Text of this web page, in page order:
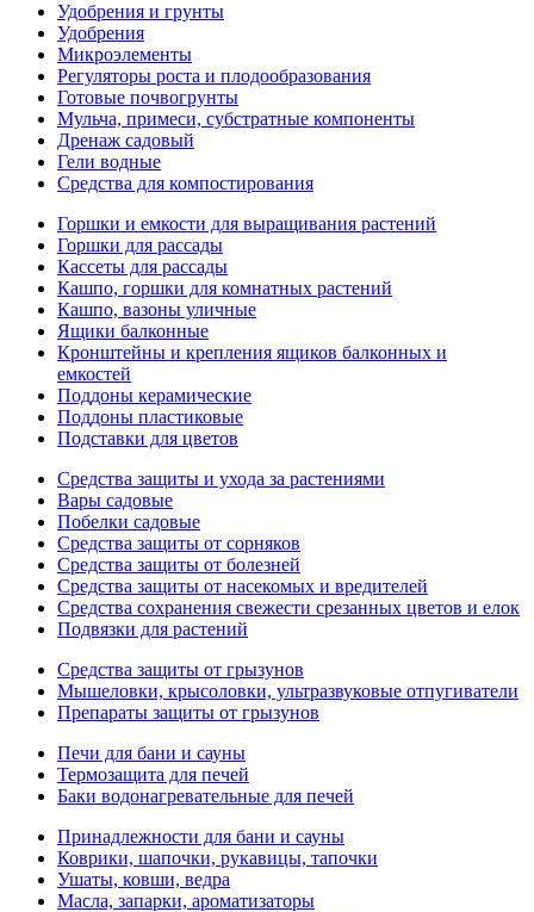
Удобрения и грунты
Удобрения
Микроэлементы
Регуляторы роста и плодообразования
Готовые почвогрунты
Мульча, примеси, субстратные компоненты
Дренаж садовый
Гели водные
Средства для компостирования
Горшки и емкости для выращивания растений
Горшки для рассады
Кассеты для рассады
Кашпо, горшки для комнатных растений
Кашпо, вазоны уличные
Ящики балконные
Кронштейны и крепления ящиков балконных и
емкостей
Поддоны керамические
Поддоны пластиковые
Подставки для цветов
Средства защиты и ухода за растениями
Вары садовые
Побелки садовые
Средства защиты от сорняков
Средства защиты от болезней
Средства защиты от насекомых и вредителей
Средства сохранения свежести срезанных цветов и елок
Подвязки для растений
Средства защиты от грызунов
Мышеловки, крысоловки, ультразвуковые отпугиватели
Препараты защиты от грызунов
Печи для бани и сауны
Термозащита для печей
Баки водонагревательные для печей
Принадлежности для бани и сауны
Коврики, шапочки, рукавицы, тапочки
Ушаты, ковши, ведра
Масла, запарки, ароматизаторы